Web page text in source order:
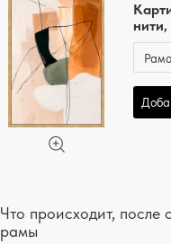
нити,
Что происходит, после
рамы